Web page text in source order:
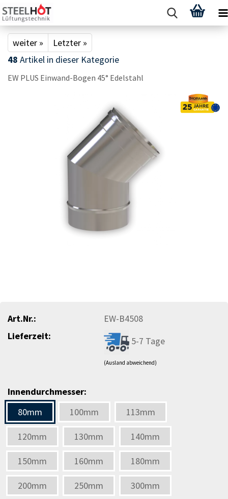
weiter »
Letzter »
48 Artikel in dieser Kategorie
EW PLUS Einwand-​Bogen 45° Edel­stahl
Art.Nr.:
EW-B4508
Lieferzeit:
5-7 Tage
(Ausland abweichend)
Innendurchmesser:
80mm
100mm 113mm
120mm 130mm 140mm
150mm 160mm 180mm
200mm 250mm 300mm